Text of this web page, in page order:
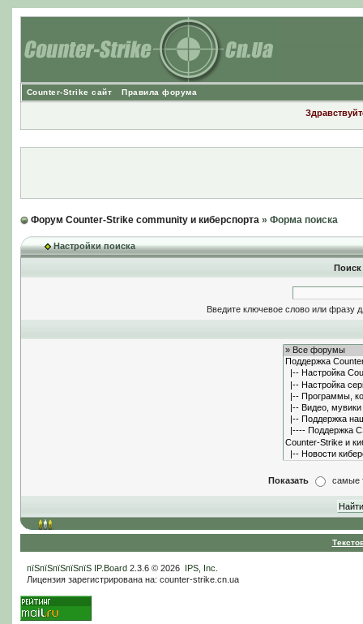
Counter-Strike сайт Правила форума
Форум Counter-Strike community и киберспорта» Форма поиска
Настройки поиска
Введите ключевое слово или фразу
Показать самые
пїЅпїЅпїЅпїЅпїЅ IP.Board2.3.6 © 2026 IPS, Inc
Лицензия зарегистрирована на: counter-strike.cn.ua